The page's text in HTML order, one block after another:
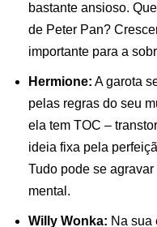
bastante ansioso.
de Peter Pan?
importante para a
Hermione: A garota
pelas regras do seu
ela tem TOC –
ideia fixa pela
Tudo pode se
mental.
Willy Wonka: Na sua